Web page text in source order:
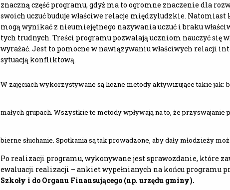
znaczną część programu, gdyż ma to ogromne znaczenie dla
swoich uczuć buduje właściwe relacje międzyludzkie.
mogą wynikać z nieumiejętnego nazywania uczuć i braku
tych trudnych. Treści programu pozwalają uczniom nauczyć się
wyrażać. Jest to pomocne w nawiązywaniu właściwych relacji
sytuacją konfliktową.
W zajęciach wykorzystywane są liczne metody aktywizujące takie jak:
małych grupach. Wszystkie te metody wpływają na to, że
bierne słuchanie. Spotkania są tak prowadzone, aby dały młodzieży
Po realizacji programu, wykonywane jest sprawozdanie, które
ewaluacji realizacji – ankiet wypełnianych na końcu programu
Szkoły i do Organu Finansującego (np. urzędu gminy).